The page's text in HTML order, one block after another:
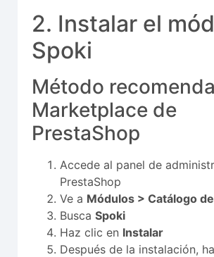
2. Instalar el
Spoki
Método
Marketplace de
PrestaShop
Accede al panel de
PrestaShop
Ve a Módulos > Catálogo
Busca Spoki
Haz clic en Instalar
Después de la instalación,